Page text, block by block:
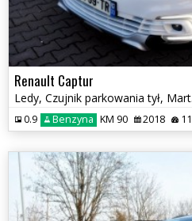
Renault Captur
Ledy,
0.9 Benzyna KM 90 2018